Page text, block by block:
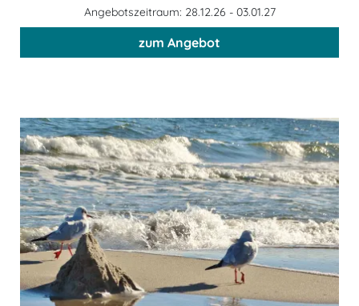
Angebotszeitraum: 28.12.26 - 03.01.27
zum Angebot